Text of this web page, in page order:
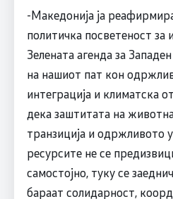
-Македонија ја
политичка посветеност за
Зелената агенда за
на нашиот пат кон
интеграција и климатска
дека заштитата на
транзиција и одржливото
ресурсите не се
самостојно, туку се
бараат солидарност,